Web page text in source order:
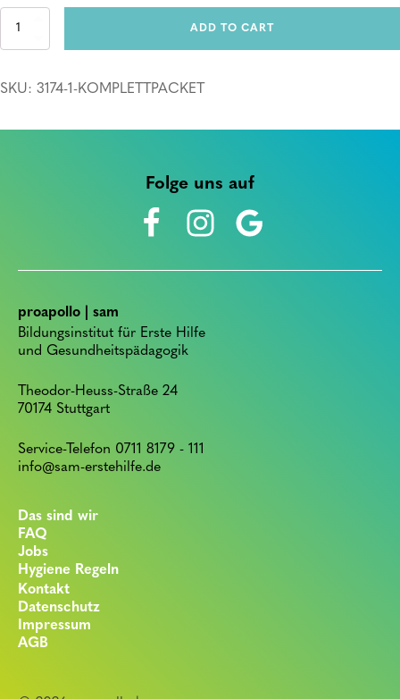
Komplettpacket
ADD TO CART
SKU: 3174-1-KOMPLETTPACKET
Folge uns auf
proapollo | sam
Bildungsinstitut für Erste Hilfe
und Gesundheitspädagogik
Theodor-Heuss-Straße 24
70174 Stuttgart
Service-Telefon 0711 8179 - 111
info@sam-erstehilfe.de
Das sind wir
FAQ
Jobs
Hygiene Regeln
Kontakt
Datenschutz
Impressum
AGB